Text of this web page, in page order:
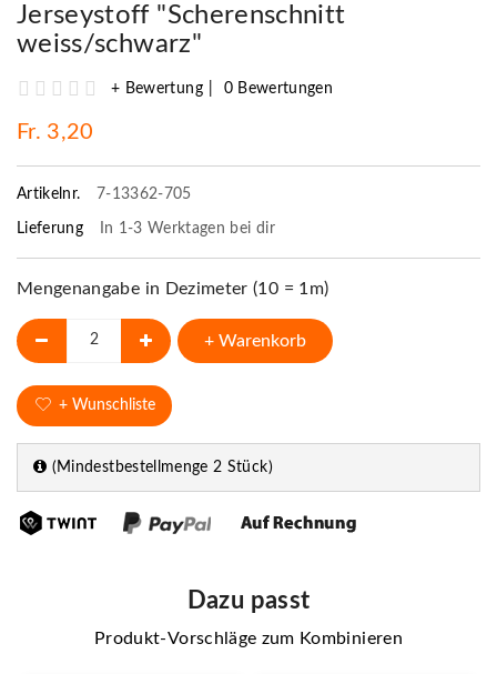
Jerseystoff "Scherenschnitt
weiss/schwarz"
+ Bewertung 0 Bewertungen
Fr. 3,20
Artikelnr. 7-13362-705
Lieferung In 1-3 Werktagen bei dir
Mengenangabe in Dezimeter (10 = 1m)
+ Warenkorb
+ Wunschliste
(Mindestbestellmenge 2 Stück)
Dazu passt
Produkt-Vorschläge zum Kombinieren